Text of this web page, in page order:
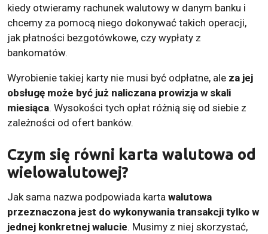
kiedy otwieramy rachunek walutowy w danym banku i
chcemy za pomocą niego dokonywać takich operacji,
jak płatności bezgotówkowe, czy wypłaty z
bankomatów.
Wyrobienie takiej karty nie musi być odpłatne, ale za jej
obsługę może być już naliczana prowizja w skali
miesiąca. Wysokości tych opłat różnią się od siebie z
zależności od ofert banków.
Czym się równi karta walutowa od
wielowalutowej?
Jak sama nazwa podpowiada karta walutowa
przeznaczona jest do wykonywania transakcji tylko w
jednej konkretnej walucie. Musimy z niej skorzystać,